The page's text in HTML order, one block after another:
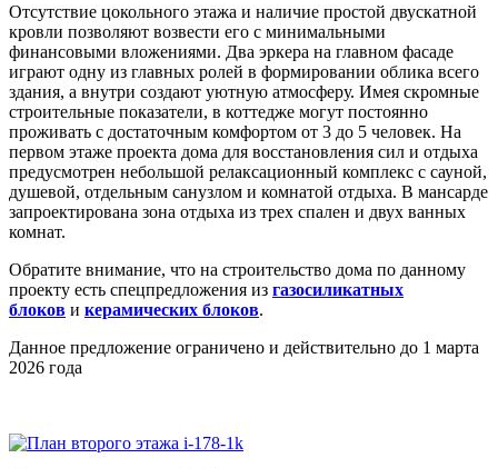
Отсутствие цокольного этажа и наличие простой двускатной
кровли позволяют возвести его с минимальными
финансовыми вложениями. Два эркера на главном фасаде
играют одну из главных ролей в формировании облика всего
здания, а внутри создают уютную атмосферу. Имея скромные
строительные показатели, в коттедже могут постоянно
проживать с достаточным комфортом от 3 до 5 человек. На
первом этаже проекта дома для восстановления сил и отдыха
предусмотрен небольшой релаксационный комплекс с сауной,
душевой, отдельным санузлом и комнатой отдыха. В мансарде
запроектирована зона отдыха из трех спален и двух ванных
комнат.
Обратите внимание, что на строительство дома по данному
проекту есть спецпредложения из газосиликатных
блоков и керамических блоков.
Данное предложение ограничено и действительно до 1 марта
2026 года